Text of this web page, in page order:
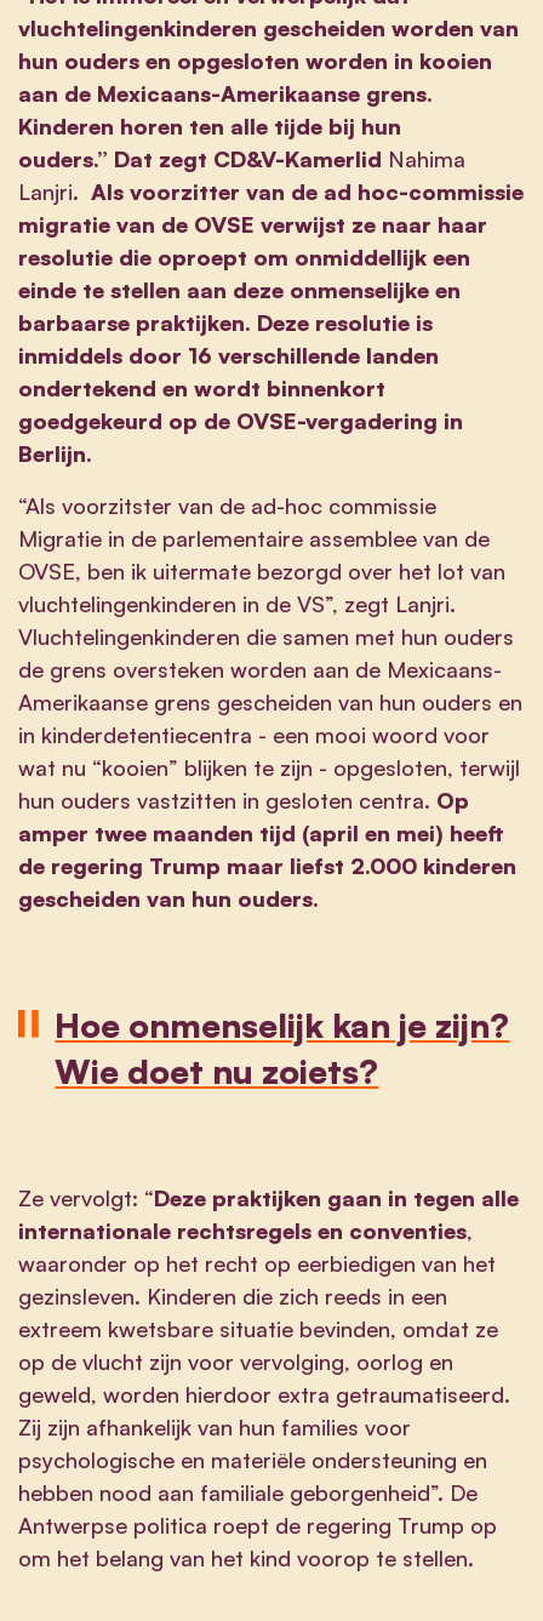
vluchtelingenkinderen gescheiden worden van
hun ouders en opgesloten worden in kooien
aan de Mexicaans-Amerikaanse grens.
Kinderen horen ten alle tijde bij hun
ouders.” Dat zegt CD&V-Kamerlid Nahima
Lanjri. Als voorzitter van de ad hoc-commissie
migratie van de OVSE verwijst ze naar haar
resolutie die oproept om onmiddellijk een
einde te stellen aan deze onmenselijke en
barbaarse praktijken. Deze resolutie is
inmiddels door 16 verschillende landen
ondertekend en wordt binnenkort
goedgekeurd op de OVSE-vergadering in
Berlijn.
“Als voorzitster van de ad-hoc commissie
Migratie in de parlementaire assemblee van de
OVSE, ben ik uitermate bezorgd over het lot van
vluchtelingenkinderen in de VS”, zegt Lanjri.
Vluchtelingenkinderen die samen met hun ouders
de grens oversteken worden aan de Mexicaans-
Amerikaanse grens gescheiden van hun ouders en
in kinderdetentiecentra - een mooi woord voor
wat nu “kooien” blijken te zijn - opgesloten, terwijl
hun ouders vastzitten in gesloten centra. Op
amper twee maanden tijd (april en mei) heeft
de regering Trump maar liefst 2.000 kinderen
gescheiden van hun ouders.
Hoe onmenselijk kan je zijn?
Wie doet nu zoiets?
Ze vervolgt: “Deze praktijken gaan in tegen alle
internationale rechtsregels en conventies,
waaronder op het recht op eerbiedigen van het
gezinsleven. Kinderen die zich reeds in een
extreem kwetsbare situatie bevinden, omdat ze
op de vlucht zijn voor vervolging, oorlog en
geweld, worden hierdoor extra getraumatiseerd.
Zij zijn afhankelijk van hun families voor
psychologische en materiële ondersteuning en
hebben nood aan familiale geborgenheid”. De
Antwerpse politica roept de regering Trump op
om het belang van het kind voorop te stellen.